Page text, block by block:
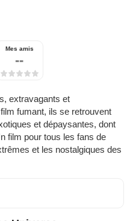
Mes amis
--
extravagants et
fumant, ils se retrouvent
et dépaysantes, dont
film pour tous les fans de
et les nostalgiques des